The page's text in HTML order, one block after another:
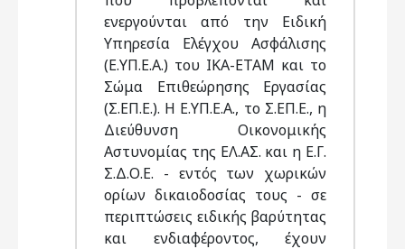
ενεργούνται από την Ειδική
Υπηρεσία Ελέγχου Ασφάλισης
(Ε.ΥΠ.Ε.Α.) του ΙΚΑ-ΕΤΑΜ και το
Σώμα Επιθεώρησης Εργασίας
(Σ.ΕΠ.Ε.). Η Ε.ΥΠ.Ε.Α., το Σ.ΕΠ.Ε., η
Διεύθυνση Οικονομικής
Αστυνομίας της ΕΛ.ΑΣ. και η Ε.Γ.
Σ.Δ.Ο.Ε. - εντός των χωρικών
ορίων δικαιοδοσίας τους - σε
περιπτώσεις ειδικής βαρύτητας
και ενδιαφέροντος, έχουν